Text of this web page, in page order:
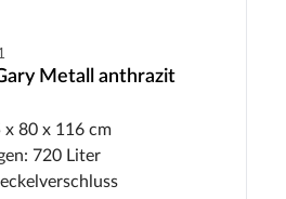
Metall anthrazit
x 80 x 116 cm
720 Liter